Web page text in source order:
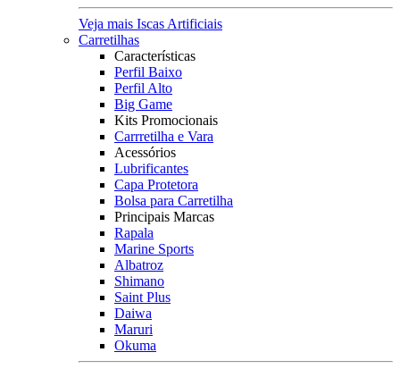
Veja mais Iscas Artificiais
Carretilhas
Características
Perfil Baixo
Perfil Alto
Big Game
Kits Promocionais
Carrretilha e Vara
Acessórios
Lubrificantes
Capa Protetora
Bolsa para Carretilha
Principais Marcas
Rapala
Marine Sports
Albatroz
Shimano
Saint Plus
Daiwa
Maruri
Okuma